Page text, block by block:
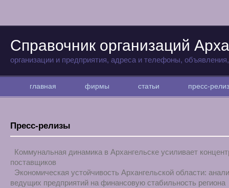
Справочник организаций
организации и предприятия, адреса и телефоны,
главная фирмы статьи пресс-
Пресс-релизы
Коммунальная динамика в Архангельске усиливает
поставщиков
Экономическая устойчивость Архангельской области:
ведущих предприятий на финансовую стабильность региона